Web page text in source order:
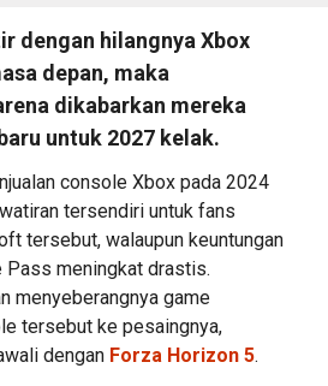
dengan hilangnya Xbox
depan, maka
dikabarkan mereka
untuk 2027 kelak.
console Xbox pada 2024
tersendiri untuk fans
tersebut, walaupun keuntungan
Pass meningkat drastis.
menyeberangnya game
tersebut ke pesaingnya,
dengan Forza Horizon 5.